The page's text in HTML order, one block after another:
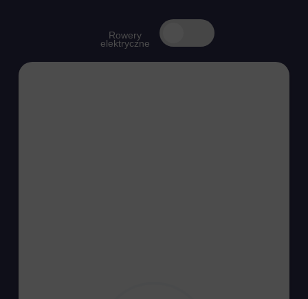
Rowery
elektryczne
Filtruj rowery elektryczne